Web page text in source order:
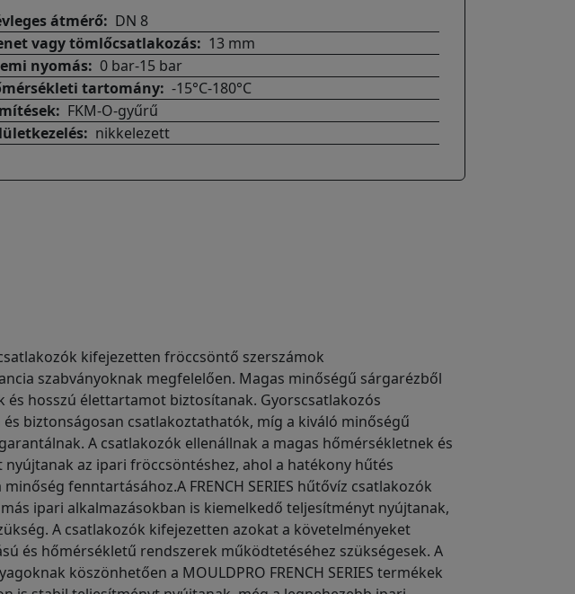
átmérő
DN 8
vagy tömlőcsatlakozás
13 mm
nyomás
0 bar-15 bar
tartomány -15°C-180°C
FKM-O-gyűrű
nikkelezett
csatlakozók kifejezetten fröccsöntő szerszámok
szabványoknak megfelelően. Magas minőségű sárgarézből
és hosszú élettartamot biztosítanak. Gyorscsatlakozós
biztonságosan csatlakoztathatók, míg a kiváló minőségű
A csatlakozók ellenállnak a magas hőmérsékletnek és
az ipari fröccsöntéshez, ahol a hatékony hűtés
fenntartásához.A FRENCH SERIES hűtővíz csatlakozók
ipari alkalmazásokban is kiemelkedő teljesítményt nyújtanak,
A csatlakozók kifejezetten azokat a követelményeket
és hőmérsékletű rendszerek működtetéséhez szükségesek. A
köszönhetően a MOULDPRO FRENCH SERIES termékek